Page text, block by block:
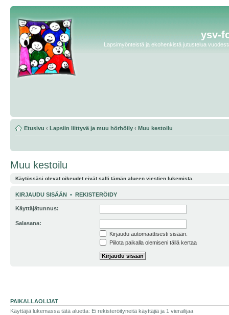
ysv-
Lapsimyönteistä ja ekohenkistä jutustelua
Etusivu ‹ Lapsiin liittyvä ja muu hörhöily ‹ Muu kestoilu
Muu kestoilu
Käytössäsi olevat oikeudet eivät salli tämän alueen viestien lukemista.
KIRJAUDU SISÄÄN • REKISTERÖIDY
Käyttäjätunnus:
Salasana:
Kirjaudu automaattisesti sisään.
Piilota paikalla olemiseni tällä kertaa
PAIKALLAOLIJAT
Käyttäjiä lukemassa tätä aluetta: Ei rekisteröityneitä käyttäjiä ja 1 vierailijaa